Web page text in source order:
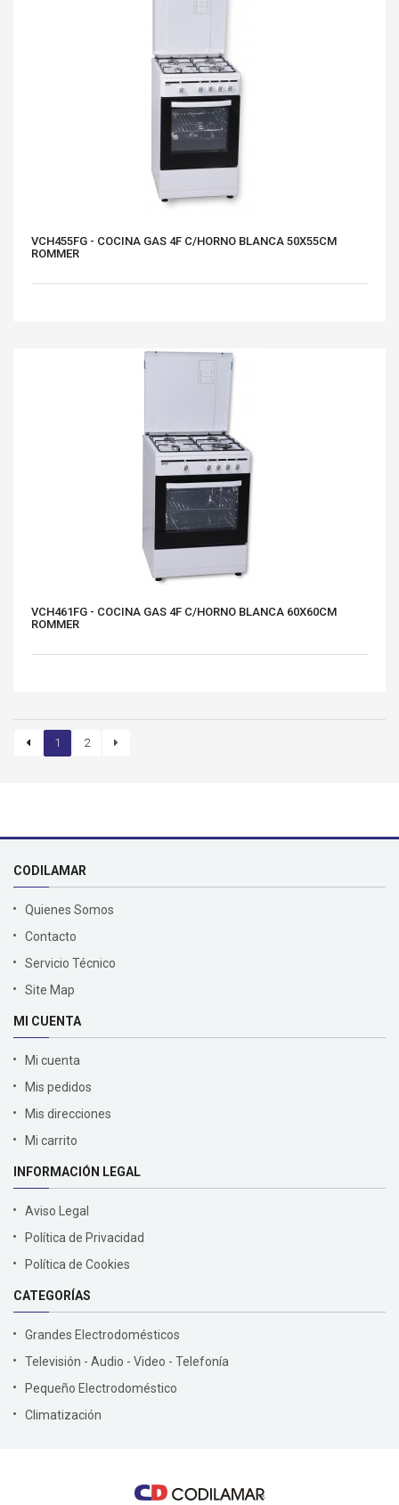
VCH455FG - COCINA GAS 4F C/HORNO BLANCA 50X55CM
ROMMER
VCH461FG - COCINA GAS 4F C/HORNO BLANCA 60X60CM
ROMMER
1 2
CODILAMAR
Quienes Somos
Contacto
Servicio Técnico
Site Map
MI CUENTA
Mi cuenta
Mis pedidos
Mis direcciones
Mi carrito
INFORMACIÓN LEGAL
Aviso Legal
Política de Privacidad
Política de Cookies
CATEGORÍAS
Grandes Electrodomésticos
Televisión - Audio - Video - Telefonía
Pequeño Electrodoméstico
Climatización